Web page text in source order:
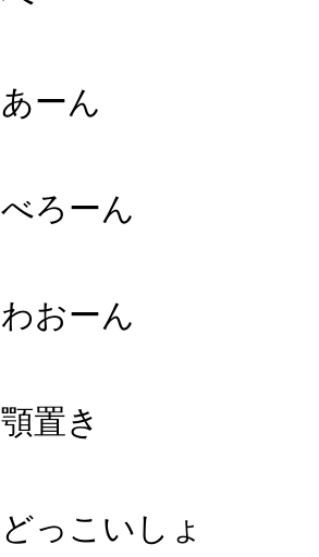
あーん
べろーん
わおーん
顎置き
どっこいしょ